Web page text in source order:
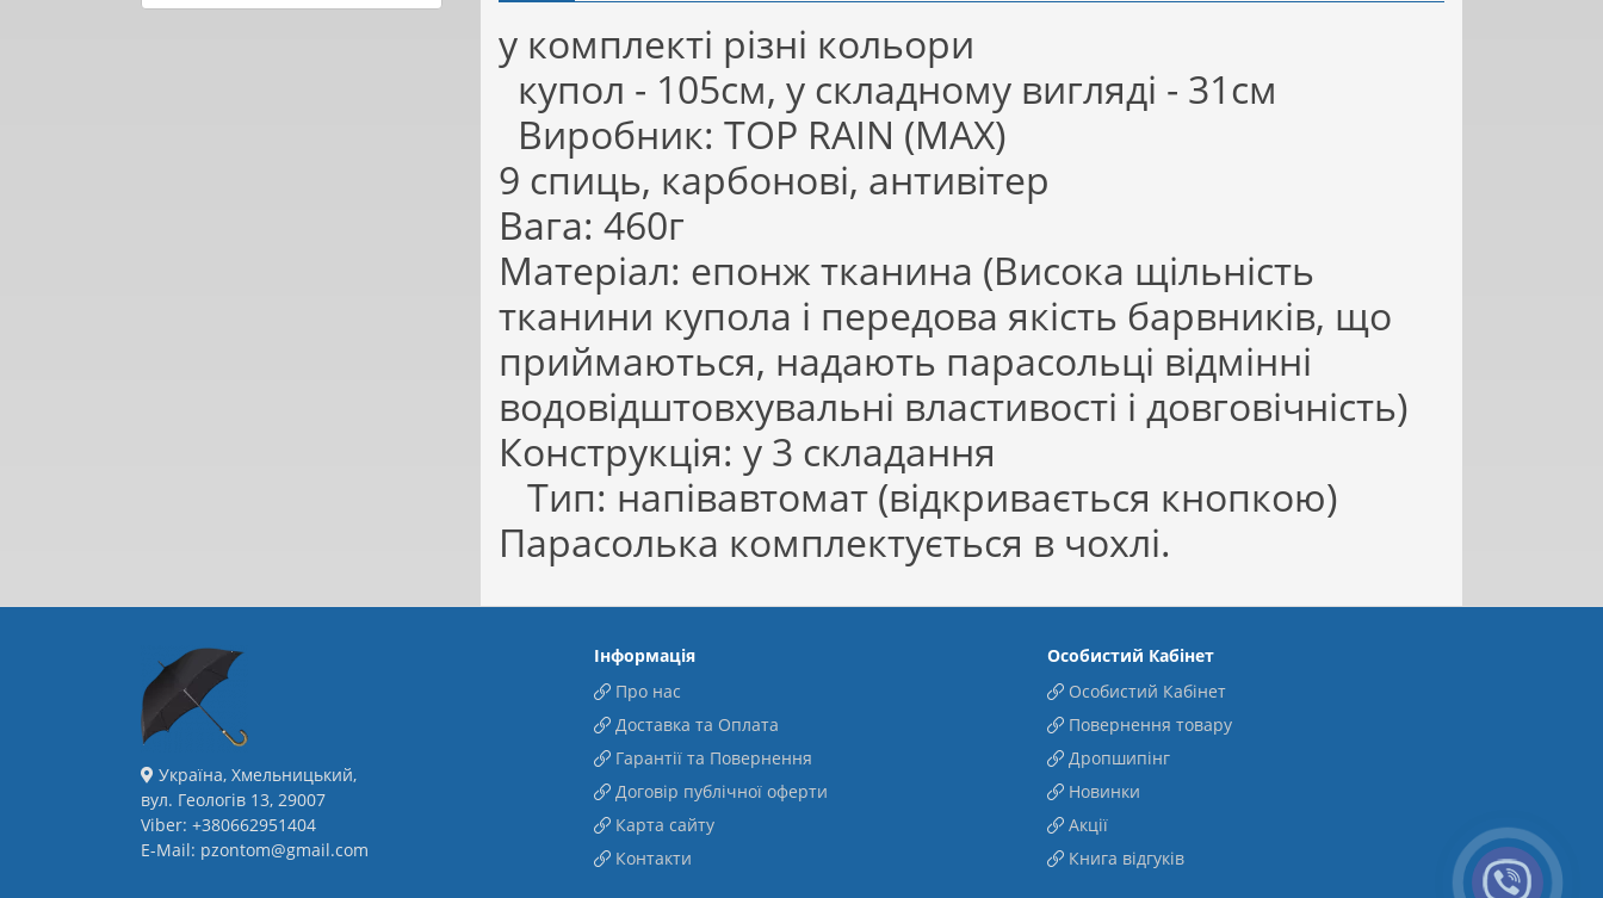
у комплекті різні кольори
купол - 105см, у складному вигляді - 31см
Виробник: TOP RAIN (MAX)
9 спиць, карбонові, антивітер
Вага: 460г
Матеріал: епонж тканина (Висока щільність
тканини купола і передова якість барвників, що
приймаються, надають парасольці відмінні
водовідштовхувальні властивості і довговічність)
Конструкція: у 3 складання
Тип: напівавтомат (відкривається кнопкою)
Парасолька комплектується в чохлі.
Україна, Хмельницький,
вул. Геологів 13, 29007
Viber: +380662951404
E-Mail: pzontom@gmail.com
Інформація
Про нас
Доставка та Оплата
Гарантії та Повернення
Договір публічної оферти
Карта сайту
Контакти
Особистий Кабінет
Особистий Кабінет
Повернення товару
Дропшипінг
Новинки
Акції
Книга відгуків